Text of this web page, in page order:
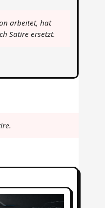
arbeitet, hat
Satire ersetzt.